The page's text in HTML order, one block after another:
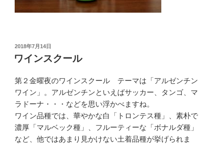
投
稿
日:
2018年7月14日
ワインスクール
第２金曜夜のワインスクール テーマは「アルゼンチン
ワイン」。アルゼンチンといえばサッカー、タンゴ、マ
ラドーナ・・・などを思い浮かべますね。
ワイン品種では、華やかな白「トロンテス種」、素朴で
濃厚「マルベック種」、フルーティーな「ボナルダ種」
など、他ではあまり見かけない土着品種が挙げられま